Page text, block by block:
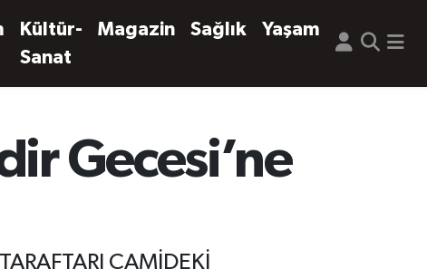
Kültür-
Sanat
Magazin Sağlık Yaşam
Gecesi’ne
CAMİDEKİ